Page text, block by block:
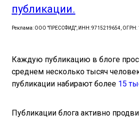
публикации.
Реклама: ООО "ПРЕССФИД", ИНН: 9715219654, ОГРН:
Каждую публикацию в блоге
среднем несколько тысяч
публикации набирают более 15
Публикации блога активно